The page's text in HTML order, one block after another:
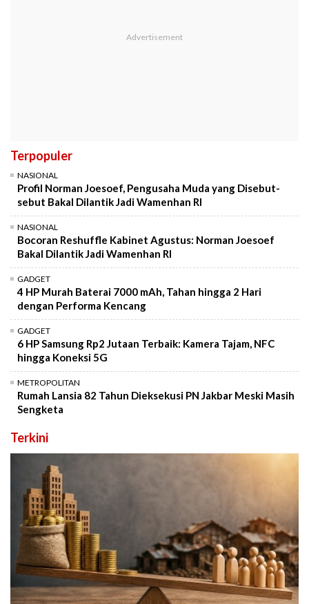
Terpopuler
NASIONAL
Profil Norman Joesoef, Pengusaha Muda yang Disebut-
sebut Bakal Dilantik Jadi Wamenhan RI
NASIONAL
Bocoran Reshuffle Kabinet Agustus: Norman Joesoef
Bakal Dilantik Jadi Wamenhan RI
GADGET
4 HP Murah Baterai 7000 mAh, Tahan hingga 2 Hari
dengan Performa Kencang
GADGET
6 HP Samsung Rp2 Jutaan Terbaik: Kamera Tajam, NFC
hingga Koneksi 5G
METROPOLITAN
Rumah Lansia 82 Tahun Dieksekusi PN Jakbar Meski Masih
Sengketa
Terkini